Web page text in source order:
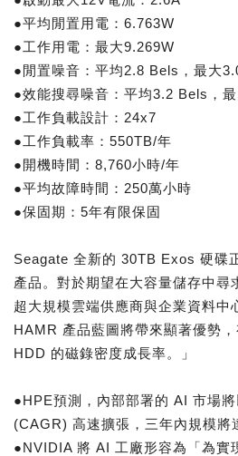
●平均閒置用電：6.763W
●工作用電：最大9.269W
●閒置噪音：平均2.8 Bels，最大
●效能搜尋噪音：平均3.2 Bels，
●工作負載設計：24x7
●工作負載率：550TB/年
●開機時間：8,760小時/年
●平均故障時間：250萬小時
●保固期：5年有限保固
Seagate 全新的 30TB Exos 硬碟
產品。對於期望在大容量儲存中尋
超大規模雲端供應商與企業資料中
HAMR 產品藍圖將帶來顯著優勢
HDD 的磁錄密度成長率。」
●HPE預測，內部部署的 AI 市場
(CAGR) 高速擴張，三年內規模將
●NVIDIA 將 AI 工廠形容為「為實